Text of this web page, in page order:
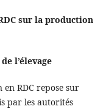
sur la production
l’élevage
RDC repose sur
par les autorités